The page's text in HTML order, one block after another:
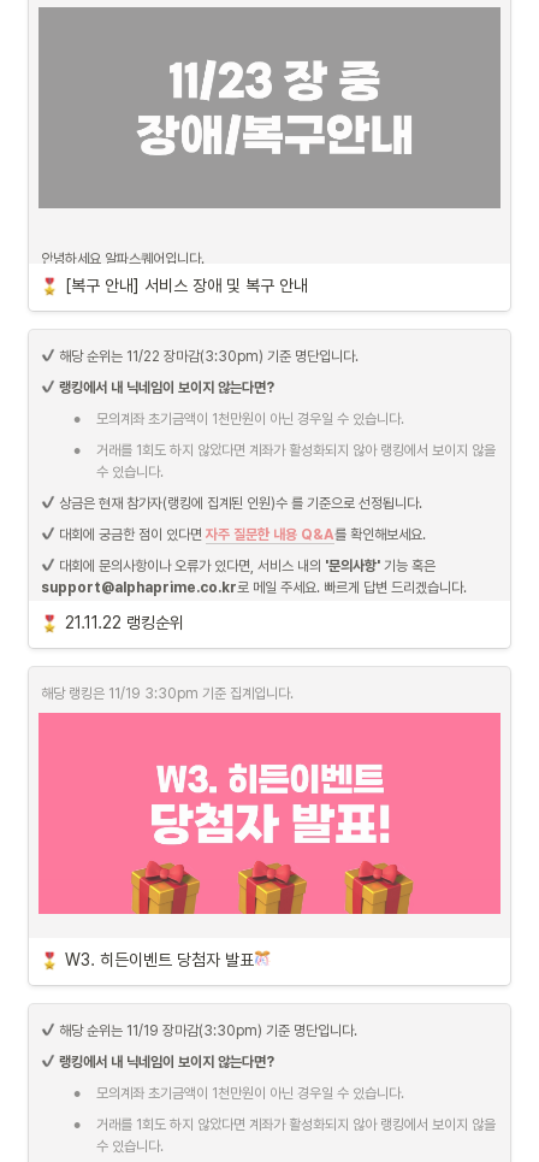
안녕하세요 알파스퀘어입니다.
다.
시스템 점검을 통해 해당 문제의 원인을 찾았으며 해당 부분을 빠른 시일내에 해결할
예정입니다. 이번 개편을 통해 보다 쾌적하고 안정적인 알파스퀘어 서비스를 제공할
수 있도록 하겠습니다.
이용 중에 큰 불편을 드려 진심으로 사과 드리며 앞으로 보다 나은 서비스를 제공할 수
있도록 최선을 다하겠습니다.
[복구 안내] 서비스 장애 및 복구 안내
해당 순위는 11/22 장마감(3:30pm) 기준 명단입니다.
랭킹에서 내 닉네임이 보이지 않는다면?
• 모의계좌 초기금액이 1천만원이 아닌 경우일 수 있습니다.
•
거래를 1회도 하지 않았다면 계좌가 활성화되지 않아 랭킹에서 보이지 않을
수 있습니다.
상금은 현재 참가자(랭킹에 집계된 인원)수 를 기준으로 선정됩니다.
대회에 궁금한 점이 있다면 자주 질문한 내용 Q&A를 확인해보세요.
대회에 문의사항이나 오류가 있다면, 서비스 내의 '문의사항'
support@alphaprime.co.kr로 메일 주세요. 빠르게 답변 드리겠습니다.
21.11.22 랭킹순위
해당 랭킹은 11/19 3:30pm 기준 집계입니다.
• 인기상 (3명) -
11/15(월)~11/19(금) 3:30pm 장마감 기준, 알파스퀘어 커뮤니티에 좋아요
를 가장 많이 받은 TOP3 글 작성자에게 증정하는 상
럭키상 (1명) - 교촌치킨 허니콤보퐁듀치즈볼세트
11/19(금) 기준, 수익률 랭킹순위가 7위인 사람에게 증정하는 상
더블럭키상 (1명) - 이디야커피 디지털상품권
11/19(금) 기준, 수익률 랭킹순위가 77위인 사람에게 증정하는 상
평균상 (3명)
W3. 히든이벤트 당첨자 발표
해당 순위는 11/19 장마감(3:30pm) 기준 명단입니다.
랭킹에서 내 닉네임이 보이지 않는다면?
• 모의계좌 초기금액이 1천만원이 아닌 경우일 수 있습니다.
•
거래를 1회도 하지 않았다면 계좌가 활성화되지 않아 랭킹에서 보이지 않을
수 있습니다.